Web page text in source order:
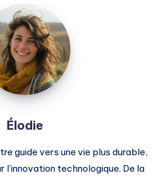
Élodie
Élodie
guide vers une vie plus durable,
l'innovation technologique. De la